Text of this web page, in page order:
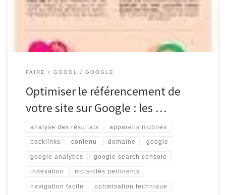
pour assurer sa visibilité et attirer du trafic qualifié. […]
FAIRE GOOGL GOOGLE
Optimiser le référencement de
votre site sur Google : les …
analyse des résultats appareils mobiles
backlinks contenu domaine google
google analytics google search console
indexation mots-clés pertinents
navigation facile optimisation technique